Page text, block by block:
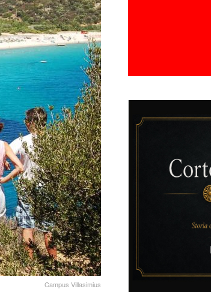
Campus Villasimius